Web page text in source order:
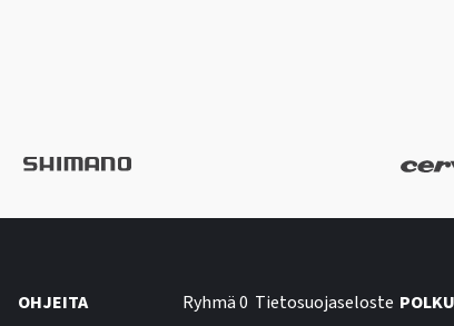
OHJEITA Ryhmä 0 Tietosuojaseloste